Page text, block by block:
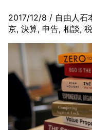
2017/12/8 / 自由人石
京, 決算, 申告, 相談,